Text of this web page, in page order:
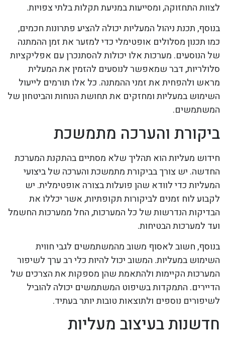
לצוות התחזוקה, ומסייעות במניעת תקלות בלתי צפויות.
בנוסף, תכנת ניהול המעליות יכולה להציע פתרונות חכמים,
כמו תכנון מסלולים אופטימלי כדי למזער את זמן ההמתנה
של הנוסעים. מערכות אלו יכולות להסתנכרן עם אפליקציות
סלולריות, דבר שמאפשר לנוסעים להזמין את המעלית
מראש ולהפחית את זמני ההמתנה. כל אלו תורמים לייעול
השימוש במעליות ומחזקים את תחושת הנוחות והביטחון של
המשתמשים.
ביקורת והערכה מתמשכת
חידוש מעליות הוא תהליך שלא מסתיים בהתקנת המערכת
החדשה. יש צורך בביקורת מתמשכת והערכה של ביצועי
המעליות כדי לוודא שהן פועלות בצורה אופטימלית. יש
לקבוע לוח זמנים לביקורות תקופתיות, אשר יכללו את
הבדיקות הנדרשות של כל המערכות, החל ממערכות החשמל
ועד למערכות הבטיחות.
בנוסף, חשוב לאסוף משוב מהמשתמשים לגבי חווית
השימוש במעליות. המשוב יכול להיות כלי רב ערך לשיפור
המערכות הקיימות ולהתאמת שהן מספקות את הצרכים של
הדיירים. התמקדות בשיפוט המשתמשים יכולה להוביל
לשיפורים נוספים ולתוצאות טובות יותר בעתיד.
חדשנות בעיצוב מעליות